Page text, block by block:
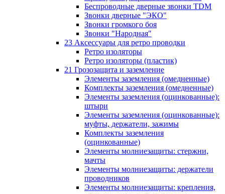
Беспроводные дверные звонки TDM
Звонки дверные "ЭКО"
Звонки громкого боя
Звонки "Народная"
23 Аксессуары для ретро проводки
Ретро изоляторы
Ретро изоляторы (пластик)
21 Грозозащита и заземление
Элементы заземления (омедненные)
Комплекты заземления (омедненные)
Элементы заземления (оцинкованные):
штыри
Элементы заземления (оцинкованные):
муфты, держатели, зажимы
Комплекты заземления
(оцинкованные)
Элементы молниезащиты: стержни,
мачты
Элементы молниезащиты: держатели
проводников
Элементы молниезащиты: крепления,